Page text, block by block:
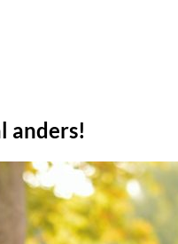
anders!